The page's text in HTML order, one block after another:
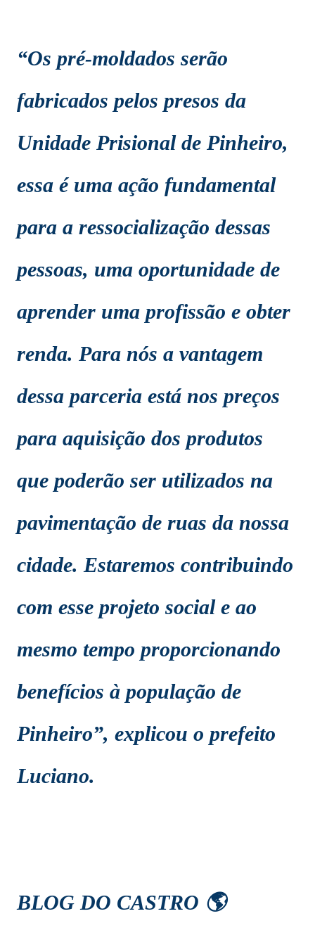
“Os pré-moldados serão
fabricados pelos presos da
Unidade Prisional de Pinheiro,
essa é uma ação fundamental
para a ressocialização dessas
pessoas, uma oportunidade de
aprender uma profissão e obter
renda. Para nós a vantagem
dessa parceria está nos preços
para aquisição dos produtos
que poderão ser utilizados na
pavimentação de ruas da nossa
cidade. Estaremos contribuindo
com esse projeto social e ao
mesmo tempo proporcionando
benefícios à população de
Pinheiro”, explicou o prefeito
Luciano.
BLOG DO CASTRO 🌎